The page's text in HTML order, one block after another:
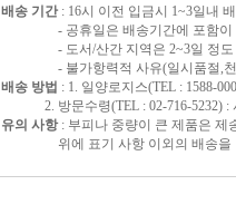
배송 기간 : 16시 이전 입금시 1~3일내
- 공휴일은 배송기간에 포함이
- 도서/산간 지역은 2~3일 정도
- 불가항력적 사유(일시품절,천재
배송 방법 : 1. 일양로지스(TEL : 1588-
2. 방문수령(TEL : 02-716-5232) :
유의 사항: 부피나 중량이 큰 제품은 제
위에 표기 사항 이외의 배송을 원